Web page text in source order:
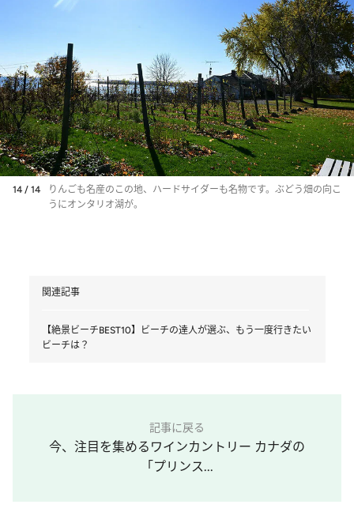
14 / 14
りんごも名産のこの地、ハードサイダーも名物です。ぶどう畑の向こ
うにオンタリオ湖が。
関連記事
【絶景ビーチBEST10】ビーチの達人が選ぶ、もう一度行きたい
ビーチは？
記事に戻る
今、注目を集めるワインカントリー カナダの
「プリンス...